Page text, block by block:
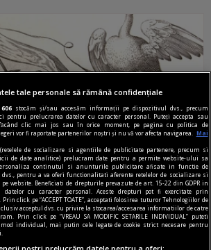
a tuturor partidelor de a se
educați: cea mai nocivă formă
tale personale să rămână confidențiale
606 stocăm și/sau accesăm informații pe dispozitivul dvs., precum
pentru prelucrarea datelor cu caracter personal. Puteți accepta sau
clic mai jos sau în orice moment, pe pagina cu politica de
vor fi raportate partenerilor noștri și nu vă vor afecta navigarea.
Mai
de socializare si agentiile de publicitate partenere, precum si
de date analitice) prelucram date pentru a permite website-ului sa
continutul si anunturile publicitare afisate in functie de
pentru a va oferi functionalitati aferente retelelor de socializare si
website. Beneficiati de drepturile prevazute de art. 15-22 din GDPR in
datelor cu caracter personal. Aceste drepturi pot fi exercitate prin
. Prin click pe “ACCEPT TOATE”, acceptati folosirea tuturor Tehnologiilor de
acceptul dvs. cu privire la stocarea/accesarea informatiilor de catre
Prin click pe “VREAU SA MODIFIC SETARILE INDIVIDUAL” puteti
individual, mai putin cele legate de cookie strict necesare pentru